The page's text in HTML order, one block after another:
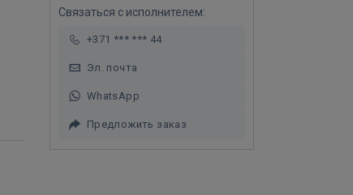
Связаться с исполнителем:
+371 *** *** 44
Эл. почта
WhatsApp
Предложить заказ